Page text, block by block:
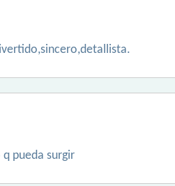
pueda surgir